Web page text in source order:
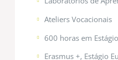
Ateliers Vocacionais
600 horas em
Erasmus +, Estágio